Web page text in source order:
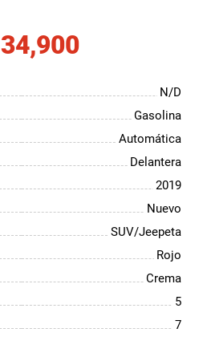
34,900
N/D
Gasolina
Automática
Delantera
2019
Nuevo
SUV/Jeepeta
Rojo
Crema
5
7